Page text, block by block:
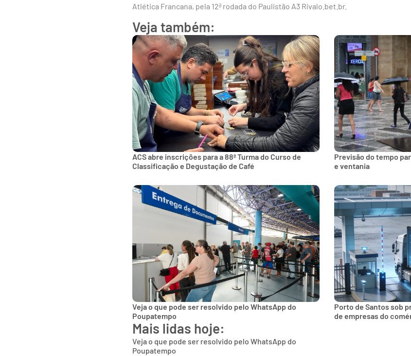
Atlética Francana, pela 12ª rodada do Paulistão A3 Rivalo.bet.br.
Veja também:
ACS abre inscrições para a 88ª Turma do Curso de
Classificação e Degustação de Café
Previsão do tempo
e ventania
Veja o que pode ser resolvido pelo WhatsApp do
Poupatempo
Porto de Santos sob
de empresas do
Mais lidas hoje:
Veja o que pode ser resolvido pelo WhatsApp do
Poupatempo